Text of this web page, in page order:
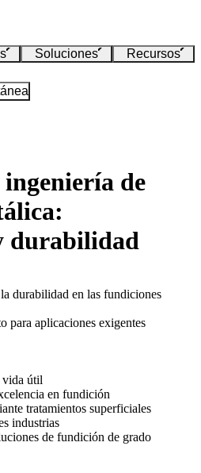
Soluciones Recursos
ingeniería de
durabilidad
durabilidad en las fundiciones
para aplicaciones exigentes
vida útil
en fundición
tratamientos superficiales
industrias
de fundición de grado